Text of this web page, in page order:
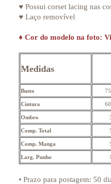
♥ Possui corset lacing nas
♥ Laço removível
♦ Cor do modelo na foto:
Medidas
Busto
Cintura
Ombro
Comp. Total
Comp. Manga
Larg. Punho
• Prazo para postagem: 50